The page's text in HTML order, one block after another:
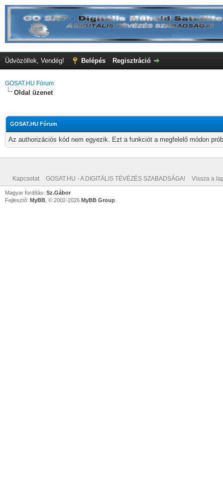
Üdvözöllek, Vendég! Belépés Regisztráció
GOSAT.HU Fórum
Oldal üzenet
GOSAT.HU Fórum
Az authorizációs kód nem egyezik. Ezt a funkciót a megfelelő módon
Kapcsolat GOSAT.HU - A DIGITÁLIS TÉVÉZÉS SZABADSÁGA! Vissza a
Magyar fordítás: Sz.Gábor
Fejlesztő: MyBB , © 2002-2026 MyBB Group